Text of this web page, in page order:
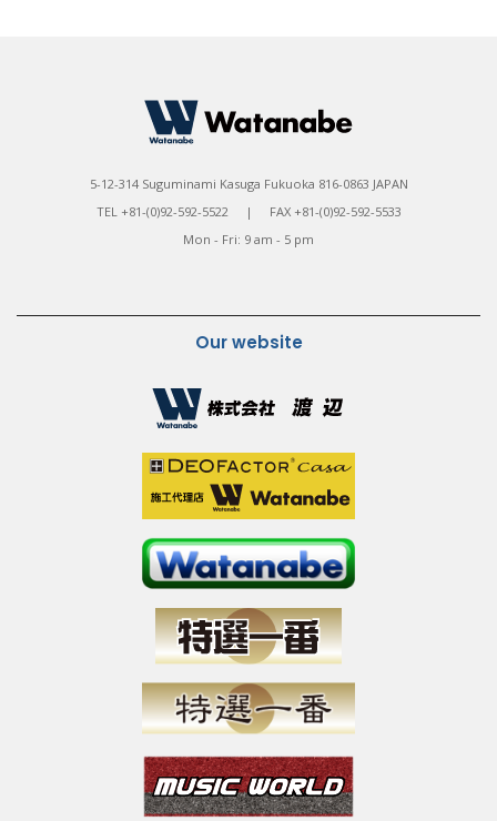
5-12-314 Suguminami Kasuga Fukuoka 816-0863 JAPAN
TEL +81-(0)92-592-5522 | FAX +81-(0)92-592-5533
Mon - Fri: 9 am - 5 pm
Our website